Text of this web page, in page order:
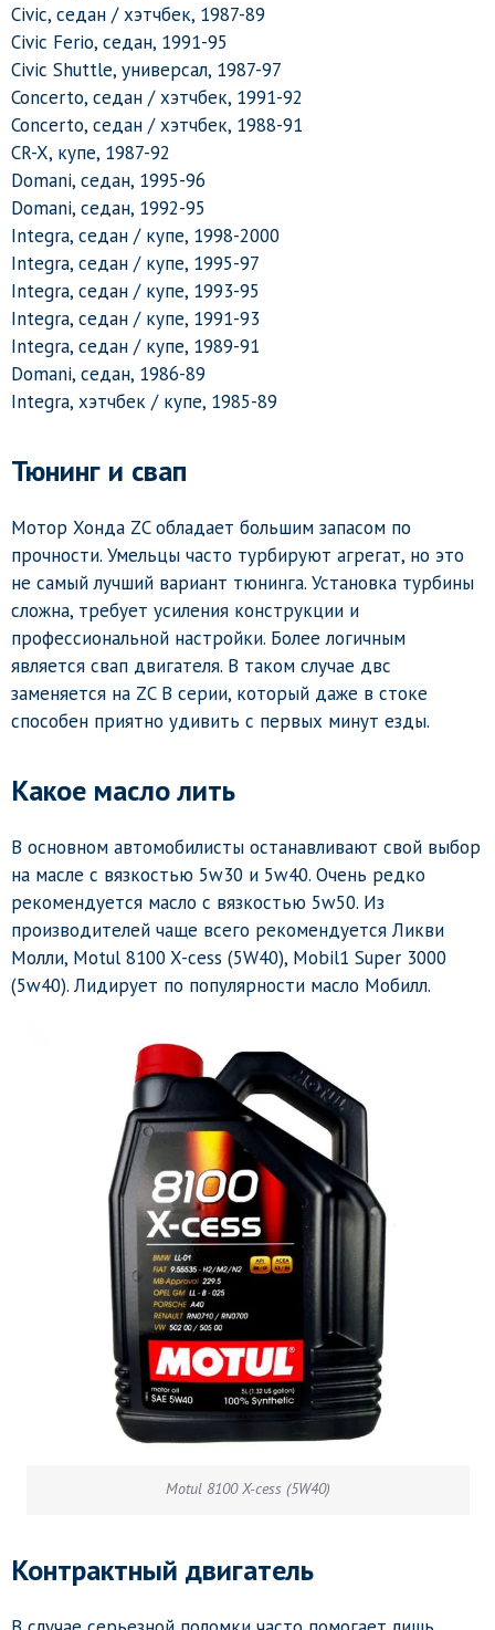
Civic, седан / хэтчбек, 1987-89
Civic Ferio, седан, 1991-95
Civic Shuttle, универсал, 1987-97
Concerto, седан / хэтчбек, 1991-92
Concerto, седан / хэтчбек, 1988-91
CR-X, купе, 1987-92
Domani, седан, 1995-96
Domani, седан, 1992-95
Integra, седан / купе, 1998-2000
Integra, седан / купе, 1995-97
Integra, седан / купе, 1993-95
Integra, седан / купе, 1991-93
Integra, седан / купе, 1989-91
Domani, седан, 1986-89
Integra, хэтчбек / купе, 1985-89
Тюнинг и свап
Мотор Хонда ZC обладает большим запасом по
прочности. Умельцы часто турбируют агрегат, но это
не самый лучший вариант тюнинга. Установка турбины
сложна, требует усиления конструкции и
профессиональной настройки. Более логичным
является свап двигателя. В таком случае двс
заменяется на ZC B серии, который даже в стоке
способен приятно удивить с первых минут езды.
Какое масло лить
В основном автомобилисты останавливают свой выбор
на масле с вязкостью 5w30 и 5w40. Очень редко
рекомендуется масло с вязкостью 5w50. Из
производителей чаще всего рекомендуется Ликви
Молли, Motul 8100 X-cess (5W40), Mobil1 Super 3000
(5w40). Лидирует по популярности масло Мобилл.
Motul 8100 X-cess (5W40)
Контрактный двигатель